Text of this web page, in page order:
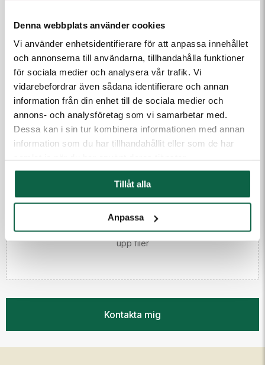
Denna webbplats använder cookies
Vi använder enhetsidentifierare för att anpassa innehållet
och annonserna till användarna, tillhandahålla funktioner
för sociala medier och analysera vår trafik. Vi
vidarebefordrar även sådana identifierare och annan
information från din enhet till de sociala medier och
annons- och analysföretag som vi samarbetar med.
Dessa kan i sin tur kombinera informationen med annan
information som du har tillhandahållit eller som de har
Tillåt alla
Anpassa
E-post
Telefon
Meddelande till kundtjänst
(Fyll i email först) Dra och släpp eller klicka för att ladda
upp filer
Kontakta mig